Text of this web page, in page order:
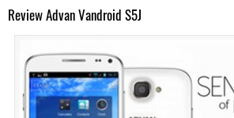
Review Advan Vandroid S5J